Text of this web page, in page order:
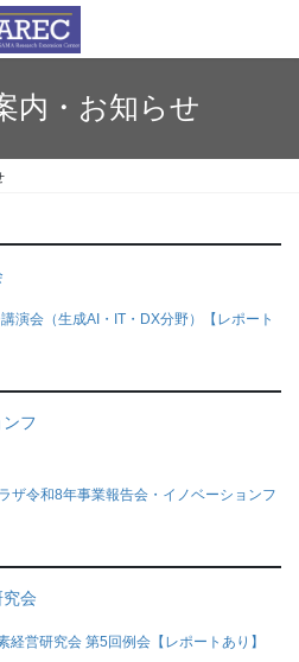
内・お知らせ
演会（生成AI・IT・DX分野）【レポート
フ
ザ令和8年事業報告会・イノベーションフ
会
営研究会 第5回例会【レポートあり】